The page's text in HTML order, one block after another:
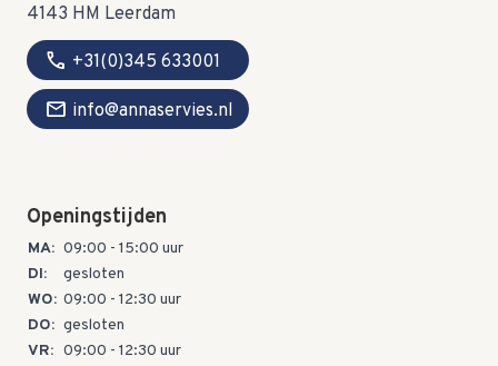
4143 HM Leerdam
call +31(0)345 633001
mail info@annaservies.nl
Openingstijden
MA: 09:00 - 15:00 uur
DI:
gesloten
WO: 09:00 - 12:30 uur
DO: gesloten
VR: 09:00 - 12:30 uur